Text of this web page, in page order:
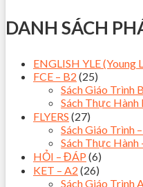
DANH SÁCH
ENGLISH YLE (Young
FCE – B2 (25)
Sách Giáo Trình
Sách Thực Hành
FLYERS (27)
Sách Giáo Trình
Sách Thực Hành
HỎI – ĐÁP (6)
KET – A2 (26)
Sách Giáo Trình